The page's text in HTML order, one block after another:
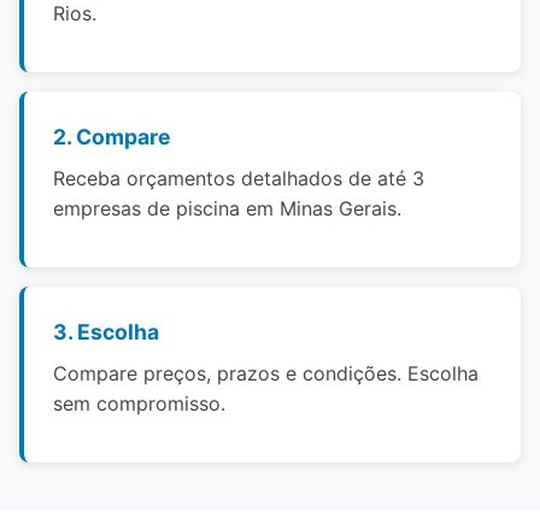
Rios.
2. Compare
Receba orçamentos detalhados de até 3
empresas de piscina em Minas Gerais.
3. Escolha
Compare preços, prazos e condições. Escolha
sem compromisso.